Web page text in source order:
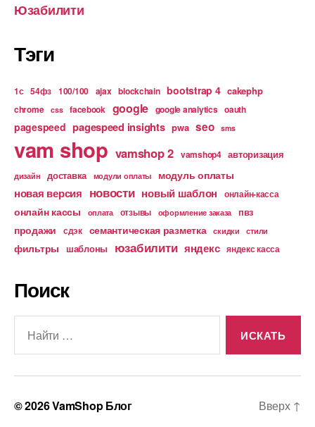
Юзабилити
Тэги
1с 54фз 100/100 ajax blockchain bootstrap 4 cakephp
chrome css facebook google google analytics oauth
pagespeed pagespeed insights pwa seo sms
vam shop vamshop 2 vamshop4 авторизация
дизайн доставка модули оплаты модуль оплаты
новая версия новости новый шаблон онлайн-касса
онлайн кассы оплата отзывы оформление заказа пвз
продажи сдэк семантическая разметка скидки стили
фильтры шаблоны юзабилити яндекс яндекс касса
Поиск
© 2026VamShop Блог Вверх ↑